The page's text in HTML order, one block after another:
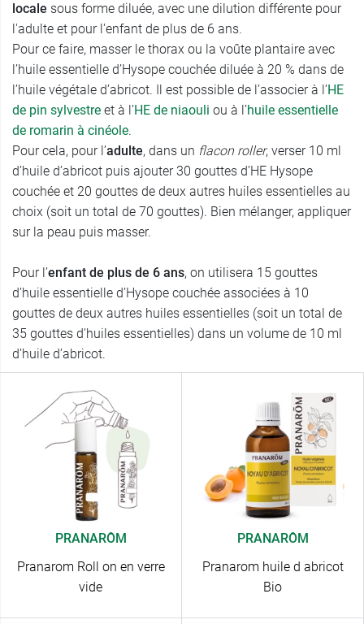
locale sous forme diluée, avec une dilution différente pour
l'adulte et pour l'enfant de plus de 6 ans.
Pour ce faire, masser le thorax ou la voûte plantaire avec
l’huile essentielle d’Hysope couchée diluée à 20 % dans de
l’huile végétale d’abricot. Il est possible de l’associer à l’HE
de pin sylvestre et à l’HE de niaouli ou à l’huile essentielle
de romarin à cinéole.
Pour cela, pour l’adulte, dans un flacon roller, verser 10 ml
d’huile d’abricot puis ajouter 30 gouttes d’HE Hysope
couchée et 20 gouttes de deux autres huiles essentielles au
choix (soit un total de 70 gouttes). Bien mélanger, appliquer
sur la peau puis masser.
Pour l’enfant de plus de 6 ans, on utilisera 15 gouttes
d’huile essentielle d’Hysope couchée associées à 10
gouttes de deux autres huiles essentielles (soit un total de
35 gouttes d’huiles essentielles) dans un volume de 10 ml
d’huile d’abricot.
PRANARÔM
Pranarom Roll on en verre
vide
PRANARÔM
Pranarom huile d abricot
Bio